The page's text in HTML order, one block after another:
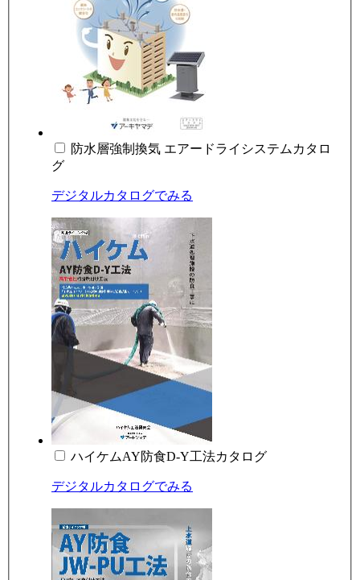
防水層強制換気 エアードライシステムカタロ
グ
デジタルカタログでみる
ハイケムAY防食D-Y工法カタログ
デジタルカタログでみる